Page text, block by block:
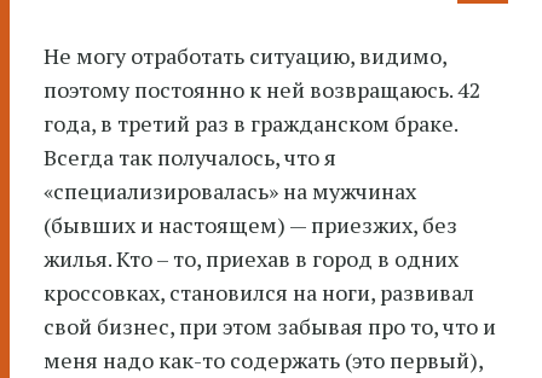
Не могу отработать ситуацию, видимо,
поэтому постоянно к ней возвращаюсь. 42
года, в третий раз в гражданском браке.
Всегда так получалось, что я
«специализировалась» на мужчинах
(бывших и настоящем) — приезжих, без
жилья. Кто – то, приехав в город в одних
кроссовках, становился на ноги, развивал
свой бизнес, при этом забывая про то, что и
меня надо как-то содержать (это первый),